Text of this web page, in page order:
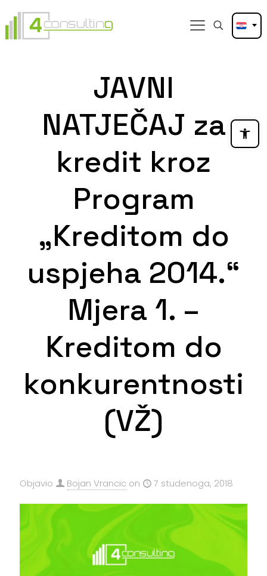
JAVNI
NATJEČAJ za
kredit kroz
Program
„Kreditom do
uspjeha 2014.“
Mjera 1. –
Kreditom do
konkurentnosti
(VŽ)
Objavio Bojan Vrancic on 7 studenoga, 2018